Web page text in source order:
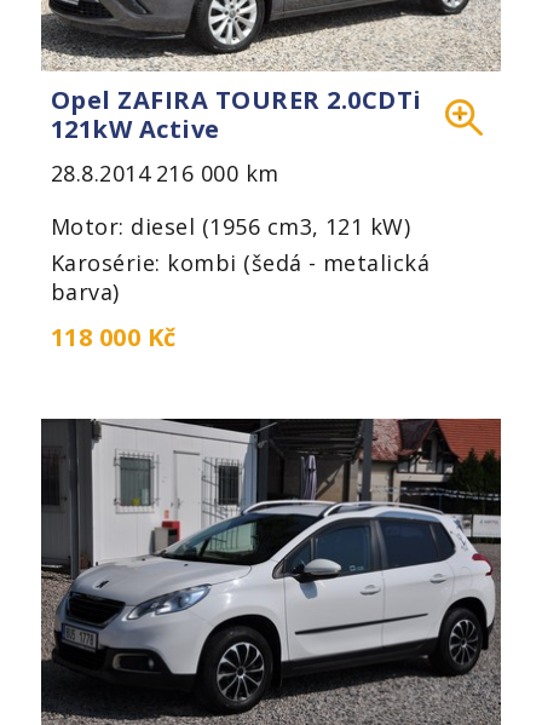
Opel ZAFIRA TOURER 2.0CDTi
121kW Active
28.8.2014 216 000 km
Motor: diesel (1956 cm3, 121 kW)
Karosérie: kombi (šedá - metalická
barva)
118 000 Kč